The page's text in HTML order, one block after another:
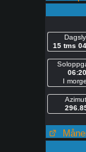
15 tms
06:20
I